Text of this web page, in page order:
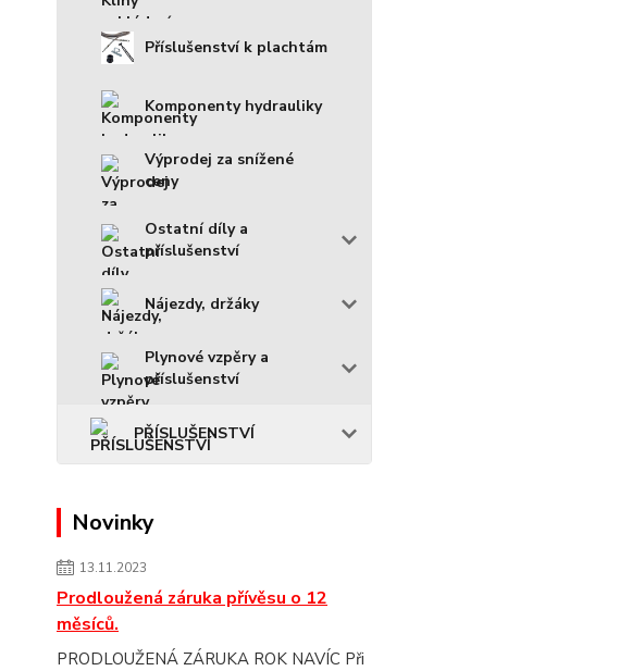
Příslušenství k plachtám
Komponenty hydrauliky
Výprodej za snížené
ceny
Ostatní díly a
příslušenství
Nájezdy, držáky
Plynové vzpěry a
příslušenství
PŘÍSLUŠENSTVÍ
Novinky
13.11.2023
Prodloužená záruka přívěsu o 12
měsíců.
PRODLOUŽENÁ ZÁRUKA ROK NAVÍC Při